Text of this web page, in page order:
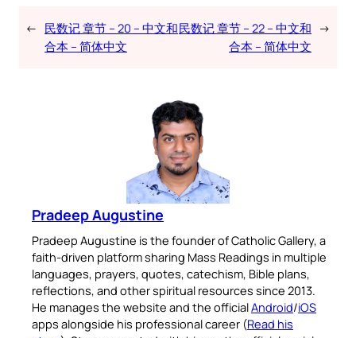
← 民数记 章节 – 20 – 中文和
合本 – 简体中文
民数记 章节 – 22 – 中文和
合本 – 简体中文
→
Pradeep Augustine
Pradeep Augustine is the founder of Catholic Gallery, a
faith-driven platform sharing Mass Readings in multiple
languages, prayers, quotes, catechism, Bible plans,
reflections, and other spiritual resources since 2013.
He manages the website and the officialAndroid/iOS
apps alongside his professional career (Read his